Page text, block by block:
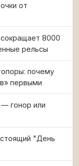
от
сокращает 8000
рельсы
почему
первыми
гонор или
"День